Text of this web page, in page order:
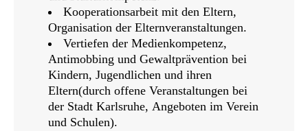
Kooperationsarbeit mit den Eltern,
Organisation der Elternveranstaltungen.
Vertiefen der Medienkompetenz,
Antimobbing und Gewaltprävention bei
Kindern, Jugendlichen und ihren
Eltern(durch offene Veranstaltungen bei
der Stadt Karlsruhe, Angeboten im Verein
und Schulen).